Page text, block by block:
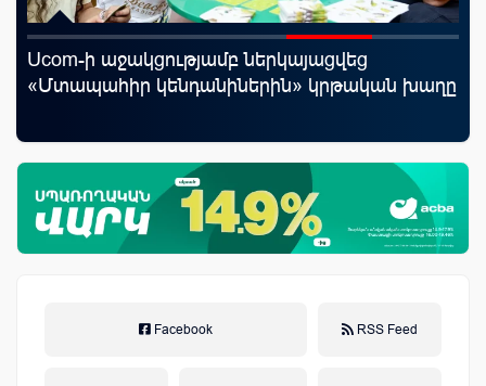
Ucom-ի աջակցությամբ ներկայացվեց
«Մտապահիր կենդանիներին» կրթական խաղը
Facebook RSS Feed